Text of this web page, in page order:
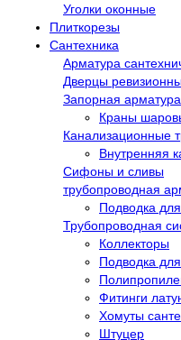
Уголки оконные
Плиткорезы
Сантехника
Арматура
Дверцы
Запорная арматура
Краны
Канализационные
Внутренняя
Сифоны и сливы
трубопроводная
Подводка
Трубопроводная
Коллекторы
Подводка
Фитинги
Хомуты
Штуцер